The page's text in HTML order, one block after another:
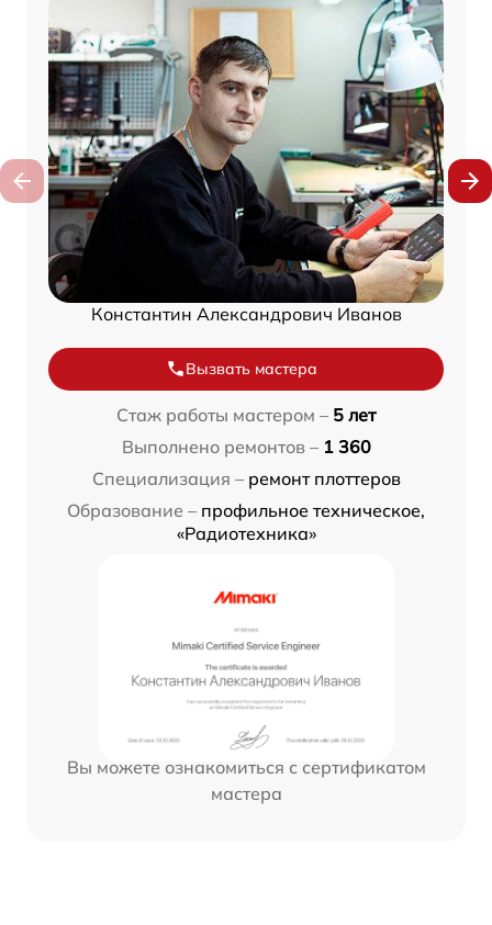
Константин Александрович Иванов
Вызвать мастера
Стаж работы мастером – 5 лет
Выполнено ремонтов – 1 360
Специализация – ремонт плоттеров
Образование – профильное техническое,
«Радиотехника»
Вы можете ознакомиться с сертификатом
мастера